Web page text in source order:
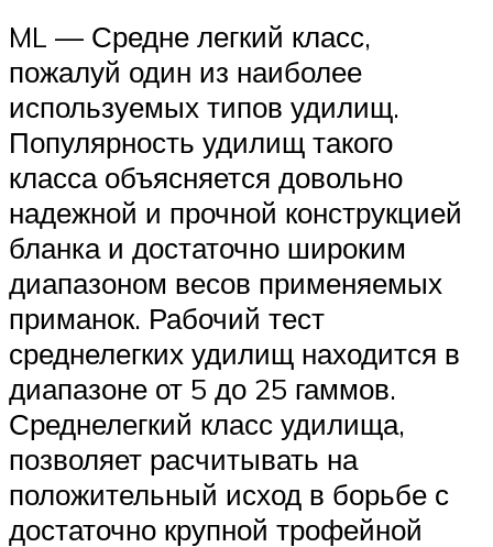
ML — Средне легкий класс,
пожалуй один из наиболее
используемых типов удилищ.
Популярность удилищ такого
класса объясняется довольно
надежной и прочной конструкцией
бланка и достаточно широким
диапазоном весов применяемых
приманок. Рабочий тест
среднелегких удилищ находится в
диапазоне от 5 до 25 гаммов.
Среднелегкий класс удилища,
позволяет расчитывать на
положительный исход в борьбе с
достаточно крупной трофейной